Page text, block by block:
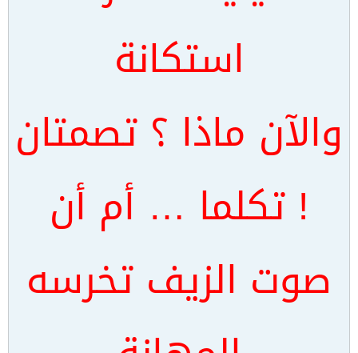
استكانة
والآن ماذا ؟ تصمتان
! تكلما … أم أن
صوت الزيف تخرسه